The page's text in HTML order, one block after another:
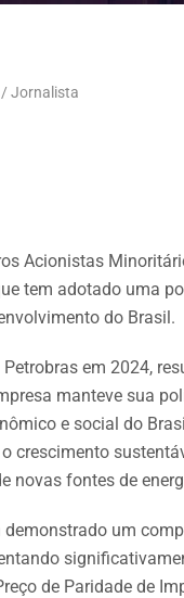
Jornalista
Acionistas
tem adotado uma
do Brasil.
em 2024,
manteve sua
e social do
crescimento
novas fontes de
um
de Paridade de